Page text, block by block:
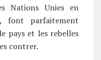
Nations Unies en
font parfaitement
pays et les rebelles
contrer.